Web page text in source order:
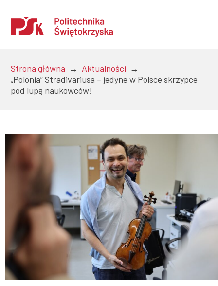
Strona główna → Aktualności →
„Polonia” Stradivariusa – jedyne w Polsce skrzypce
pod lupą naukowców!
Uczelnia
Kandydaci
Studenci
Doktoranci